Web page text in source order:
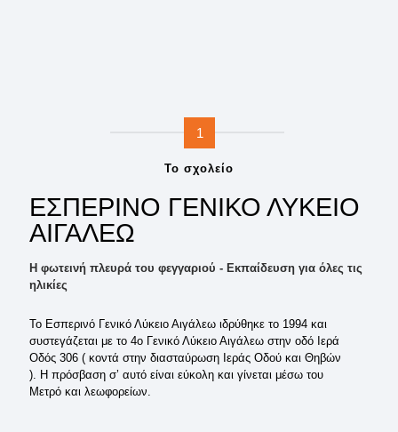
1
Το σχολείο
ΕΣΠΕΡΙΝΟ ΓΕΝΙΚΟ ΛΥΚΕΙΟ
ΑΙΓΑΛΕΩ
Η φωτεινή πλευρά του φεγγαριού - Εκπαίδευση για όλες τις
ηλικίες
Το Εσπερινό Γενικό Λύκειο Αιγάλεω ιδρύθηκε το 1994 και
συστεγάζεται με το 4ο Γενικό Λύκειο Αιγάλεω στην οδό Ιερά
Οδός 306 ( κοντά στην διασταύρωση Ιεράς Οδού και Θηβών
). Η πρόσβαση σ’ αυτό είναι εύκολη και γίνεται μέσω του
Μετρό και λεωφορείων.